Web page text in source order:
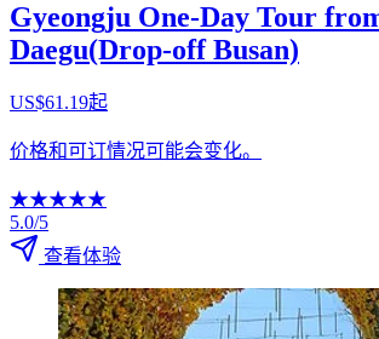
Gyeongju One-Day Tour
Daegu(Drop-off Busan)
US$61.19起
价格和可订情况可能会变化。
★★★★★
5.0/5
查看体验